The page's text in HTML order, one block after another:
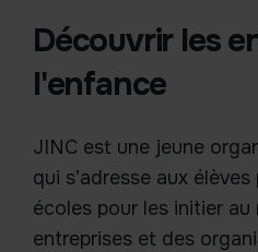
Découvrir les
l'enfance
JINC est une jeune
qui s’adresse aux
écoles pour les initier au
entreprises et des